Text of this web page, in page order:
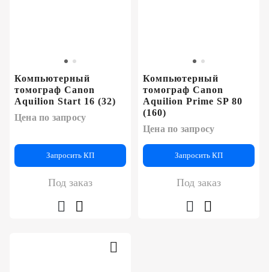
Компьютерный
томограф Canon
Aquilion Start 16 (32)
Цена по запросу
Запросить КП
Под заказ
Компьютерный
томограф Canon
Aquilion Prime SP 80
(160)
Цена по запросу
Запросить КП
Под заказ